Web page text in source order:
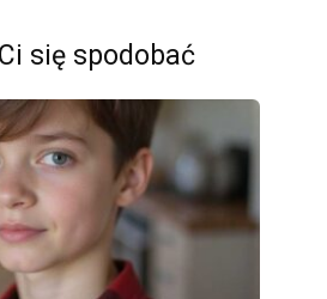
się spodobać